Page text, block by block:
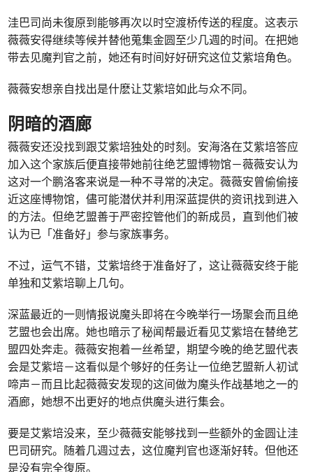
洼巴司尚未復原到能够再次以时空渡桥传送的程度。这表示
薇薇安得继续等候并替他蒐集金圆至少几週的时间。在把她
带去见魔判官之前，她还有时间好好研究这位艾紫培角色。
薇薇安想亲自找出是什麽让艾紫培如此与众不同。
阴暗的酒廊
薇薇安还没找到跟艾紫培独处的时刻。安海洛在艾紫培答应
加入这个家族后便直接带她前往绝艺盟博物馆－薇薇安认为
这对一个鹏洛客来说是一种不寻常的决定。薇薇安曾偷偷接
近这座博物馆，儘可能潜伏并利用深蓝提供的资讯找到进入
的方法。但绝艺盟善于严密控管他们的新成员，直到他们被
认为已「准备好」参与家族事务。
不过，运气不错，艾紫培终于准备好了，这让薇薇安终于能
单独和艾紫培聊上几句。
深蓝最近的一则情报说魔头即将在今晚举行一场聚会而且绝
艺盟也会出席。她也暗示了秘闻帮最近看见艾紫培在替绝艺
盟四处奔走。薇薇安抱着一丝希望，期望今晚的绝艺盟代表
会是艾紫培－这看似是个够好的任务让一位绝艺盟新人初试
啼声－而且比起薇薇安发现的这间做为魔头作战基地之一的
酒廊，她想不出更好的地点供魔头进行集会。
要是艾紫培没来，至少薇薇安能够找到一些额外的金圆让洼
巴司研究。随着几週过去，这位魔判官也逐渐好转。但他还
是没有完全復原。